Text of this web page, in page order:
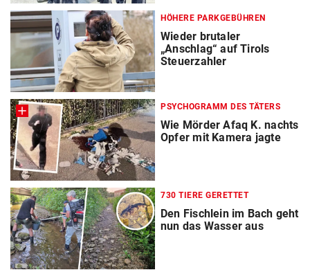
HÖHERE PARKGEBÜHREN
Wieder brutaler
„Anschlag“ auf Tirols
Steuerzahler
PSYCHOGRAMM DES TÄTERS
Wie Mörder Afaq K. nachts
Opfer mit Kamera jagte
730 TIERE GERETTET
Den Fischlein im Bach geht
nun das Wasser aus